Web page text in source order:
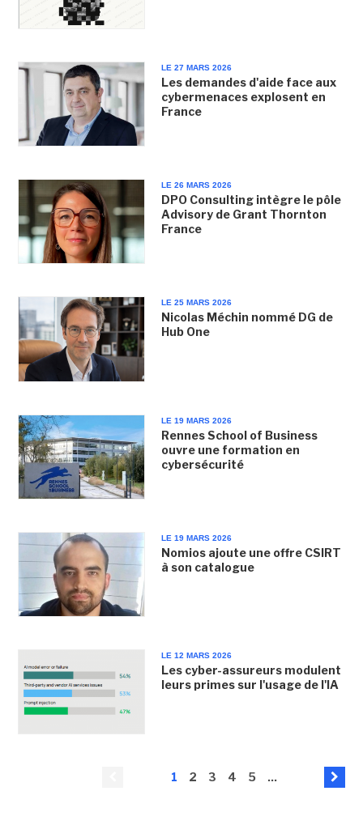
LE 27 MARS 2026
Les demandes d'aide face aux
cybermenaces explosent en
France
LE 26 MARS 2026
DPO Consulting intègre le pôle
Advisory de Grant Thornton
France
LE 25 MARS 2026
Nicolas Méchin nommé DG de
Hub One
LE 19 MARS 2026
Rennes School of Business
ouvre une formation en
cybersécurité
LE 19 MARS 2026
Nomios ajoute une offre CSIRT
à son catalogue
LE 12 MARS 2026
Les cyber-assureurs modulent
leurs primes sur l'usage de l'IA
1 2 3 4 5 ...